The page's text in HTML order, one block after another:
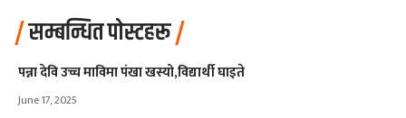
सम्बन्धित पोस्टहरू
पन्ना देवि उच्च माविमा पंखा खस्यो,विद्यार्थी घाइते
June 17, 2025